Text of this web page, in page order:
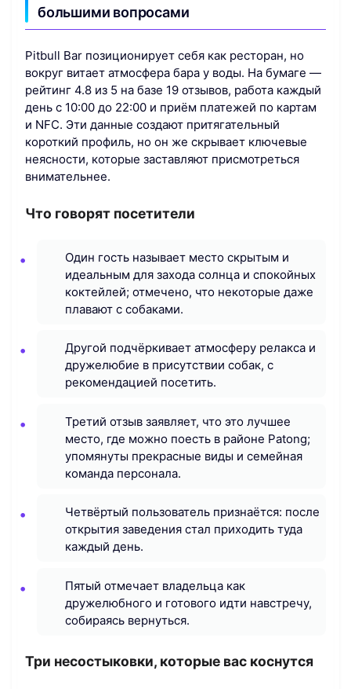
большими вопросами
Pitbull Bar позиционирует себя как ресторан, но
вокруг витает атмосфера бара у воды. На бумаге —
рейтинг 4.8 из 5 на базе 19 отзывов, работа каждый
день с 10:00 до 22:00 и приём платежей по картам
и NFC. Эти данные создают притягательный
короткий профиль, но он же скрывает ключевые
неясности, которые заставляют присмотреться
внимательнее.
Что говорят посетители
Один гость называет место скрытым и
идеальным для захода солнца и спокойных
коктейлей; отмечено, что некоторые даже
плавают с собаками.
Другой подчёркивает атмосферу релакса и
дружелюбие в присутствии собак, с
рекомендацией посетить.
Третий отзыв заявляет, что это лучшее
место, где можно поесть в районе Patong;
упомянуты прекрасные виды и семейная
команда персонала.
Четвёртый пользователь признаётся: после
открытия заведения стал приходить туда
каждый день.
Пятый отмечает владельца как
дружелюбного и готового идти навстречу,
собираясь вернуться.
Три несостыковки, которые вас коснутся